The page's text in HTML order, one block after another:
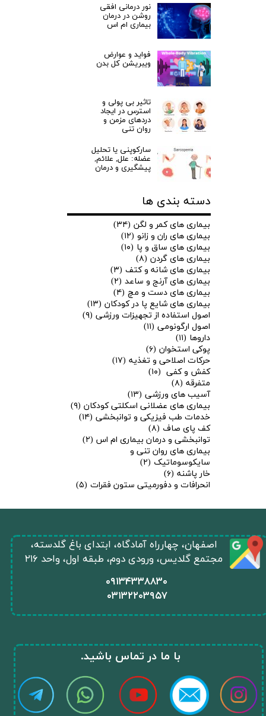
نور درمانی افقی
روشن در درمان
بیماری ام اس
فواید و عوارض
ویبریشن کل بدن
تاثیر بی پولی و
استرس در ایجاد
دردهای مزمن و
روان تنی
سارکوپنی یا تحلیل
عضله: علل, علائم,
پیشگیری و درمان
دسته بندی ها
بیماری های کمر و لگن (۳۴)
بیماری های ران و زانو (۱۲)
بیماری های ساق و پا (۱۰)
بیماری های گردن (۸)
بیماری های شانه و کتف (۳)
بیماری های آرنج و ساعد (۲)
بیماری های دست و مچ (۴)
بیماری های شایع پا در کودکان (۱۳)
اصول استفاده از تجهیزات ورزشی (۹)
اصول ارگونومی (۱۱)
داروها (۱۱)
پوکی استخوان (۶)
حرکات اصلاحی و تغذیه (۱۷)
کفش و کفی (۱۰)
متفرقه (۸)
آسیب های ورزشی (۱۳)
بیماری های عضلانی اسکلتی کودکان (۹)
خدمات طب فیزیکی و توانبخشی (۱۴)
کف پای صاف (۸)
توانبخشی و درمان بیماری ام اس (۲)
بیماری های روان تنی و
سایکوسوماتیک (۲)
خار پاشنه (۶)
انحرافات و دفورمیتی ستون فقرات (۵)
​۰۹۱۳۴۳۳۸۸۳۰
۰۳۱۳۲۲۰۳۹۵۷
​اصفهان، چهارراه آمادگاه، ابتدای باغ گلدسته،
مجتمع گلدیس، ورودی دوم، طبقه اول، واحد ۲۱۶
​با ما در تماس باشید.​​​​​​​